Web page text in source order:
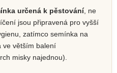
určená k pěstování, ne
jsou připravená pro vyšší
zatímco semínka na
ve větším balení
misky najednou).